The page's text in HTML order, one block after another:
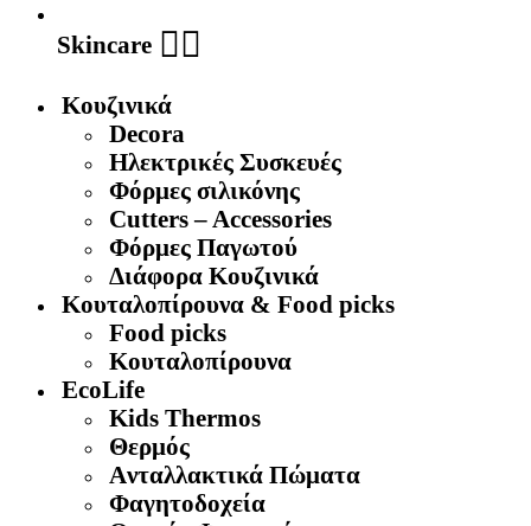
Skincare 🧖‍♀️
Κουζινικά
Decora
Ηλεκτρικές Συσκευές
Φόρμες σιλικόνης
Cutters – Accessories
Φόρμες Παγωτού
Διάφορα Κουζινικά
Κουταλοπίρουνα & Food picks
Food picks
Κουταλοπίρουνα
EcoLife
Kids Thermos
Θερμός
Aνταλλακτικά Πώματα
Φαγητοδοχεία